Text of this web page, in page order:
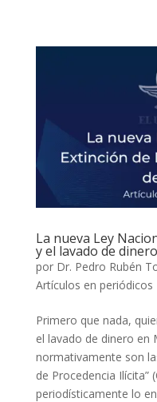
La nueva Ley
y el lavado de
por Dr. Pedro Rubén
Artículos en periódicos
Primero que nada,
el lavado de dinero en
normativamente son
de Procedencia Ilícita”
periodísticamente lo